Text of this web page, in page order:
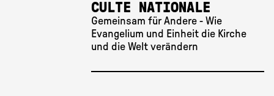
CULTE NATIONALE
Gemeinsam für Andere - Wie
Evangelium und Einheit die Kirche
und die Welt verändern